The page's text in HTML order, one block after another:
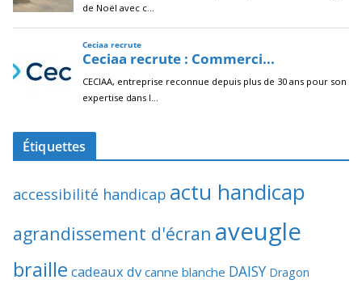
Étiquettes
accessibilité handicap actu handicap
agrandissement d'écran aveugle
braille cadeaux dv canne blanche DAISY Dragon